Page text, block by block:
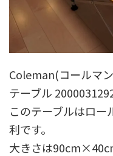
Coleman(コールマ
テーブル
このテーブルはロー
利です。
大きさは